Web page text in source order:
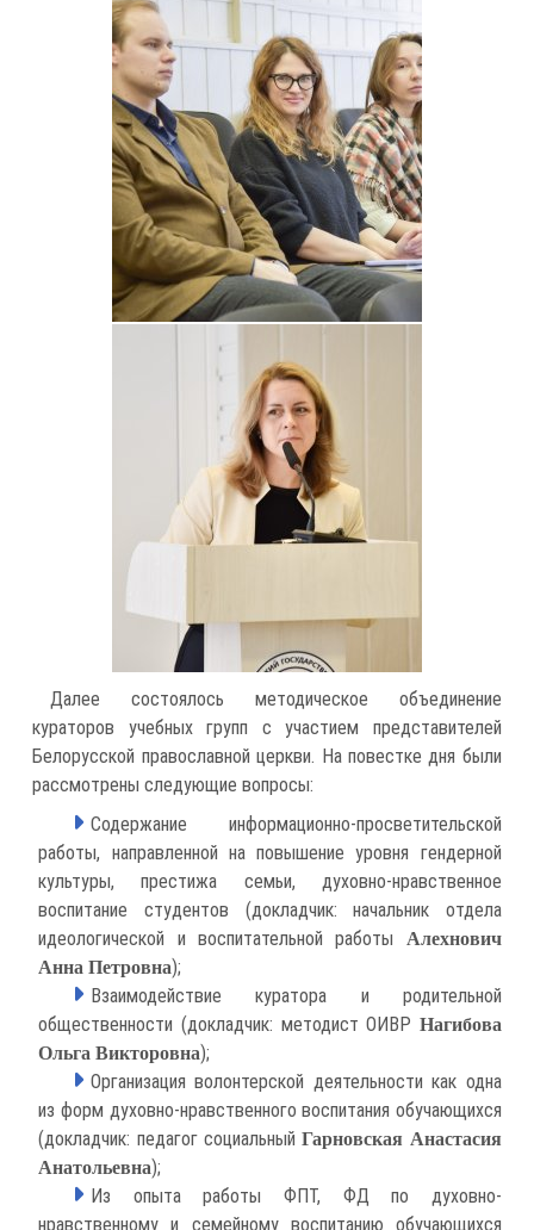
Далее состоялось методическое объединение
кураторов учебных групп с участием представителей
Белорусской православной церкви. На повестке дня были
рассмотрены следующие вопросы:
Содержание информационно-просветительской
работы, направленной на повышение уровня гендерной
культуры, престижа семьи, духовно-нравственное
воспитание студентов (докладчик: начальник отдела
идеологической и воспитательной работы Алехнович
Анна Петровна);
Взаимодействие куратора и родительной
общественности (докладчик: методист ОИВР Нагибова
Ольга Викторовна);
Организация волонтерской деятельности как одна
из форм духовно-нравственного воспитания обучающихся
(докладчик: педагог социальныйГарновская Анастасия
Анатольевна);
Из опыта работы ФПТ, ФД по духовно-
нравственному и семейному воспитанию обучающихся